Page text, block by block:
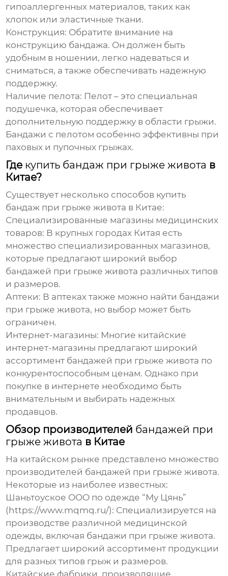
гипоаллергенных материалов, таких как
хлопок или эластичные ткани.
Конструкция: Обратите внимание на
конструкцию бандажа. Он должен быть
удобным в ношении, легко надеваться и
сниматься, а также обеспечивать надежную
поддержку.
Наличие пелота: Пелот – это специальная
подушечка, которая обеспечивает
дополнительную поддержку в области грыжи.
Бандажи с пелотом особенно эффективны при
паховых и пупочных грыжах.
Где купить бандаж при грыже живота в
Китае?
Существует несколько способов купить
бандаж при грыже живота в Китае:
Специализированные магазины медицинских
товаров: В крупных городах Китая есть
множество специализированных магазинов,
которые предлагают широкий выбор
бандажей при грыже живота различных типов
и размеров.
Аптеки: В аптеках также можно найти бандажи
при грыже живота, но выбор может быть
ограничен.
Интернет-магазины: Многие китайские
интернет-магазины предлагают широкий
ассортимент бандажей при грыже живота по
конкурентоспособным ценам. Однако при
покупке в интернете необходимо быть
внимательным и выбирать надежных
продавцов.
Обзор производителей бандажей при
грыже живота в Китае
На китайском рынке представлено множество
производителей бандажей при грыже живота.
Некоторые из наиболее известных:
Шаньтоуское ООО по одежде “Му Цянь”
(https://www.mqmq.ru/): Специализируется на
производстве различной медицинской
одежды, включая бандажи при грыже живота.
Предлагает широкий ассортимент продукции
для разных типов грыж и размеров.